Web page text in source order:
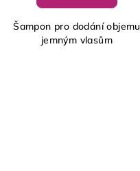
Šampon pro dodání objemu
jemným vlasům